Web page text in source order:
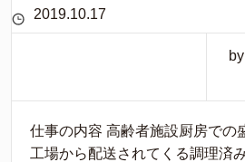
2019.10.17
仕事の内容 高齢者施設厨房での
工場から配送されてくる調理済